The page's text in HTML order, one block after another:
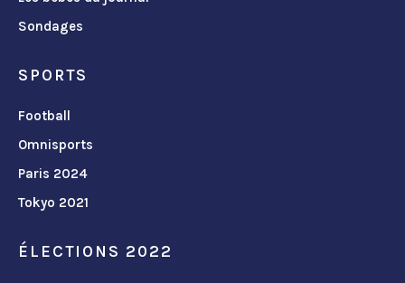
Sondages
SPORTS
Football
Omnisports
Paris 2024
Tokyo 2021
ÉLECTIONS 2022